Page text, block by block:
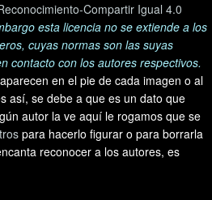
Compartir Igual 4.0
esta licencia no se extiende a los
cuyas normas son las suyas
contacto con los autores respectivos.
en el pie de cada imagen o al
así, se debe a que es un dato que
autor la ve aquí le rogamos que se
para hacerlo figurar o para borrarla
reconocer a los autores, es